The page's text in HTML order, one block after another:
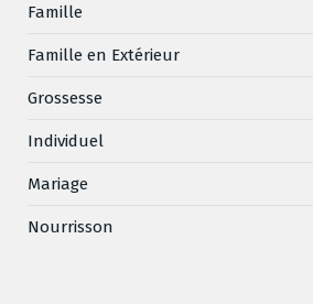
Famille
Famille en Extérieur
Grossesse
Individuel
Mariage
Nourrisson